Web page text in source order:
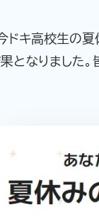
ドキ高校生の
なりました。